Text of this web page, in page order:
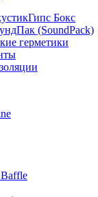
Бокс
(SoundPack)
герметики